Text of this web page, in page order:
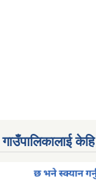
गाउँपालिकालाई